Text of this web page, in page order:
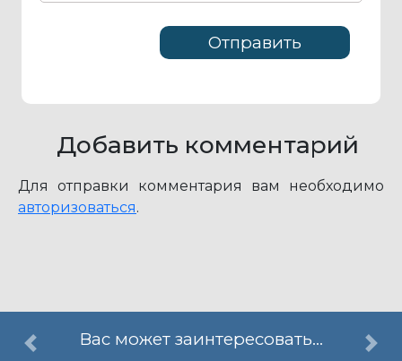
Добавить комментарий
Для отправки комментария вам необходимо
авторизоваться.
Вас может заинтересовать...